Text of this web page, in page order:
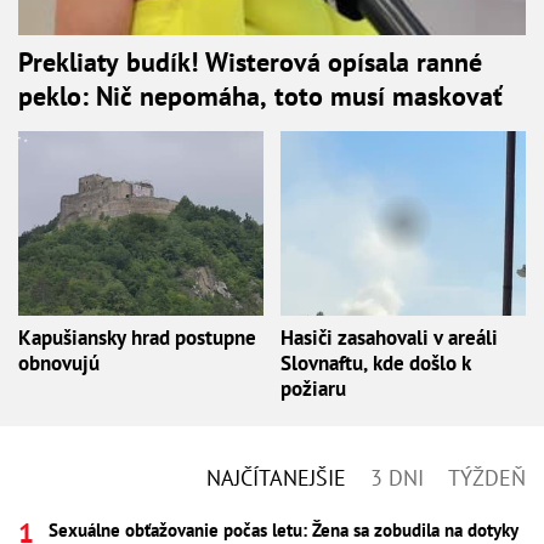
Prekliaty budík! Wisterová opísala ranné
peklo: Nič nepomáha, toto musí maskovať
Kapušiansky hrad postupne
obnovujú
Hasiči zasahovali v areáli
Slovnaftu, kde došlo k
požiaru
NAJČÍTANEJŠIE 3 DNI TÝŽDEŇ
Sexuálne obťažovanie počas letu: Žena sa zobudila na dotyky